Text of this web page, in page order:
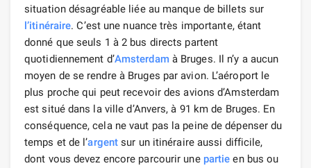
situation désagréable liée au manque de billets sur
l’itinéraire. C’est une nuance très importante, étant
donné que seuls 1 à 2 bus directs partent
quotidiennement d’Amsterdamà Bruges. Il n’y a aucun
moyen de se rendre à Bruges par avion. L’aéroport le
plus proche qui peut recevoir des avions d’Amsterdam
est situé dans la ville d’Anvers, à 91 km de Bruges. En
conséquence, cela ne vaut pas la peine de dépenser du
temps et de l’argent sur un itinéraire aussi difficile,
dont vous devez encore parcourir une partie en bus ou